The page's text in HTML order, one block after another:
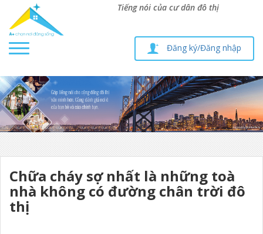
Tiếng nói của cư dân đô thị
Toggle
navigation
Đăng ký/Đăng nhập
Chữa cháy sợ nhất là những toà
nhà không có đường chân trời đô
thị